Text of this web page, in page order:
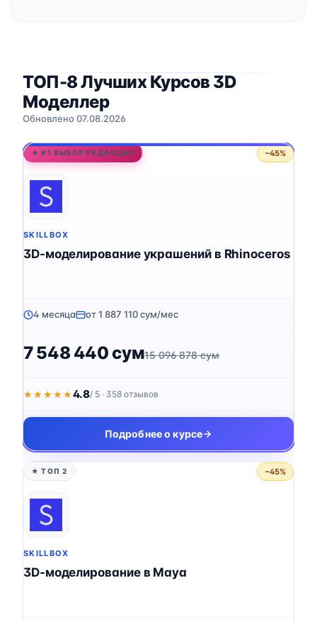
ТОП-8 Лучших Курсов 3D
Моделлер
Обновлено 07.08.2026
★ #1 ВЫБОР РЕДАКЦИИ −45%
SKILLBOX
3D-моделирование украшений в Rhinoceros
4 месяца от 1 887 110 сум/мес
7 548 440 сум15 096 878 сум
★★★★★
★★★★★4.8/ 5 · 358 отзывов
Подробнее о курсе
★ ТОП 2 −45%
SKILLBOX
3D-моделирование в Maya